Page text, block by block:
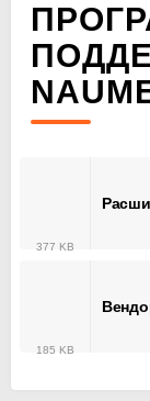
377 KB
185 KB